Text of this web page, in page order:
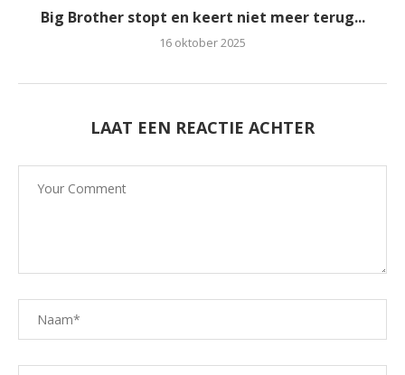
Big Brother stopt en keert niet meer terug...
16 oktober 2025
LAAT EEN REACTIE ACHTER